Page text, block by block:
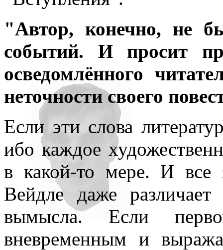
всюду применял как
противопоставляя
подсознательное часто
то обеспечивает любое
одна его часть, которая –
– обеспечивает в
подсознаний автора и
поводу. По
подсознаний в
то, знаемом и рожденном
нигде уточнять и
"Автор, конечно, не
событий. И просит
осведомлённого
неточности своего
Если эти слова
ибо каждое
в какой-то мере. И все
Вейдле даже различает
вымысла. Если
вневременным и